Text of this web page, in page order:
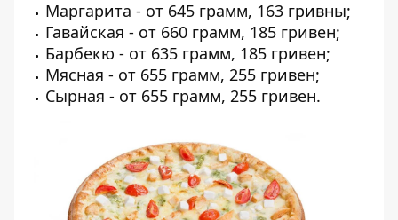
Маргарита - от 645 грамм, 163 гривны;
Гавайская - от 660 грамм, 185 гривен;
Барбекю - от 635 грамм, 185 гривен;
Мясная - от 655 грамм, 255 гривен;
Сырная - от 655 грамм, 255 гривен.